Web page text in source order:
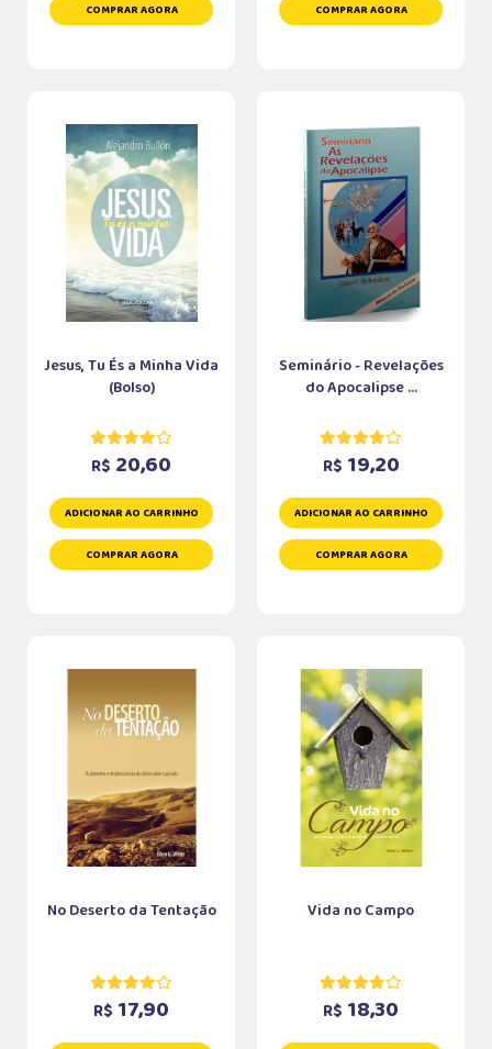
COMPRAR AGORA COMPRAR AGORA
Jesus, Tu És a Minha Vida
(Bolso)
R$ 20,60
ADICIONAR AO CARRINHO
COMPRAR AGORA
Seminário - Revelações
do Apocalipse ...
R$ 19,20
ADICIONAR AO CARRINHO
COMPRAR AGORA
No Deserto da Tentação
R$ 17,90
Vida no Campo
R$ 18,30